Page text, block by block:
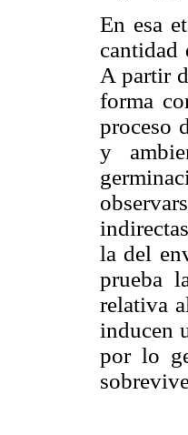
En esa
cantidad
A partir
forma
proceso
y
la del
prueba
relativa
inducen
por lo